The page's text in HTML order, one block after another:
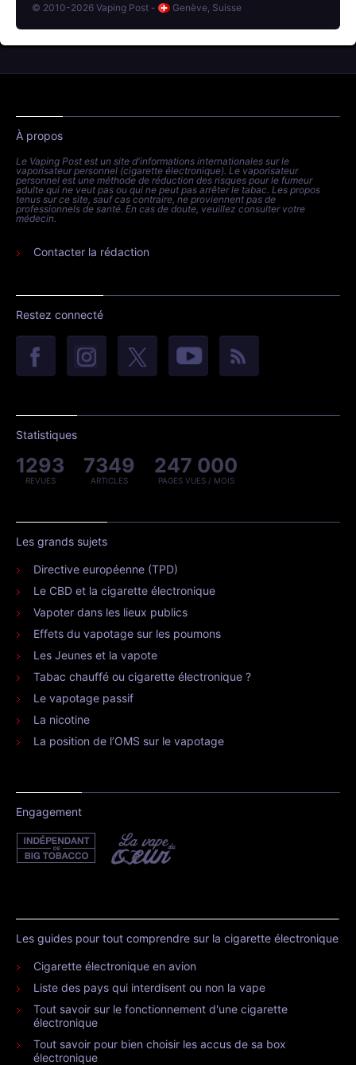
© 2010-2026 Vaping Post - Genève, Suisse
À propos
Le Vaping Post est un site d'informations internationales sur le
vaporisateur personnel (cigarette électronique). Le vaporisateur
personnel est une méthode de réduction des risques pour le fumeur
adulte qui ne veut pas ou qui ne peut pas arrêter le tabac. Les propos
tenus sur ce site, sauf cas contraire, ne proviennent pas de
professionnels de santé. En cas de doute, veuillez consulter votre
médecin.
Contacter la rédaction
Restez connecté
Statistiques
1293
REVUES
7349
ARTICLES
247 000
PAGES VUES / MOIS
Les grands sujets
Directive européenne (TPD)
Le CBD et la cigarette électronique
Vapoter dans les lieux publics
Effets du vapotage sur les poumons
Les Jeunes et la vapote
Tabac chauffé ou cigarette électronique ?
Le vapotage passif
La nicotine
La position de l’OMS sur le vapotage
Engagement
Les guides pour tout comprendre sur la cigarette électronique
Cigarette électronique en avion
Liste des pays qui interdisent ou non la vape
Tout savoir sur le fonctionnement d'une cigarette
électronique
Tout savoir pour bien choisir les accus de sa box
électronique